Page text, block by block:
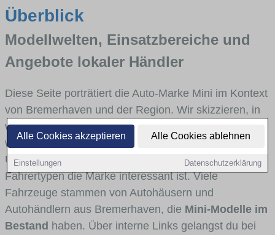
Alle Cookies akzeptieren Alle Cookies ablehnen
Einstellungen Datenschutzerklärung
Überblick
Modellwelten, Einsatzbereiche und
Angebote lokaler Händler
Diese Seite porträtiert die Auto-Marke Mini im Kontext
von Bremerhaven und der Region. Wir skizzieren, in
welchen Fahrzeugklassen Mini stark vertreten ist,
welche Modellreihen häufig im Stadt- und
Umlandverkehr zu sehen sind und für welche
Fahrertypen die Marke interessant ist. Viele
Fahrzeuge stammen von Autohäusern und
Autohändlern aus Bremerhaven, die Mini-Modelle im
Bestand haben. Über interne Links gelangst du bei